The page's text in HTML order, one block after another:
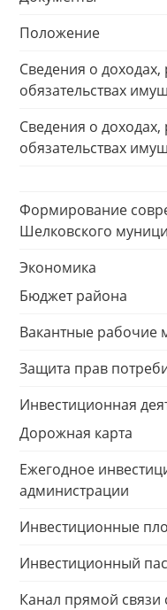
Положение
Сведения о
обязательствах
Сведения о
обязательствах
Формирование
Шелковского
Экономика
Бюджет района
Вакантные рабочие
Защита прав
Инвестиционная
Дорожная карта
Ежегодное
администрации
Инвестиционные
Инвестиционный
Канал прямой